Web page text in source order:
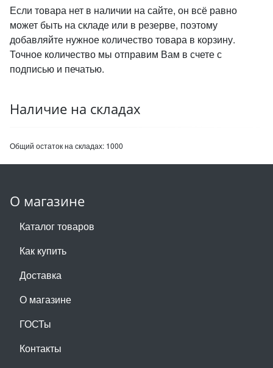
Если товара нет в наличии на сайте, он всё равно
может быть на складе или в резерве, поэтому
добавляйте нужное количество товара в корзину.
Точное количество мы отправим Вам в счете с
подписью и печатью.
Наличие на складах
Общий остаток на складах: 1000
О магазине
Каталог товаров
Как купить
Доставка
О магазине
ГОСТы
Контакты